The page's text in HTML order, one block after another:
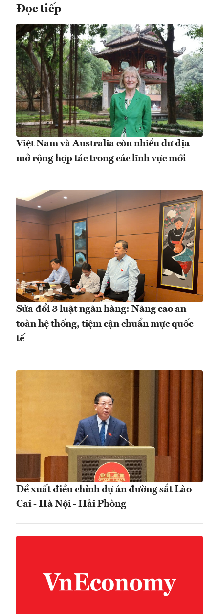
Đọc tiếp
Việt Nam và Australia còn nhiều dư địa
mở rộng hợp tác trong các lĩnh vực mới
Sửa đổi 3 luật ngân hàng: Nâng cao an
toàn hệ thống, tiệm cận chuẩn mực quốc
tế
Đề xuất điều chỉnh dự án đường sắt Lào
Cai - Hà Nội - Hải Phòng